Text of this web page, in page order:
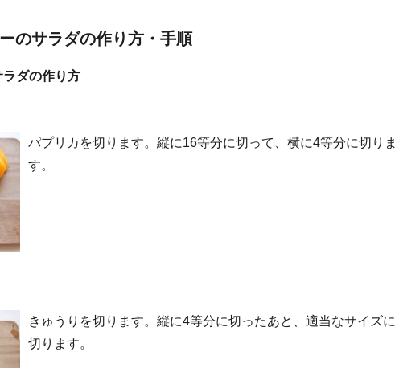
のサラダの作り方・手順
ダの作り方
パプリカを切ります。縦に16等分に切って、横に4等分に切りま
す。
きゅうりを切ります。縦に4等分に切ったあと、適当なサイズに
切ります。